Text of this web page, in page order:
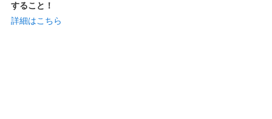
すること！
詳細はこちら